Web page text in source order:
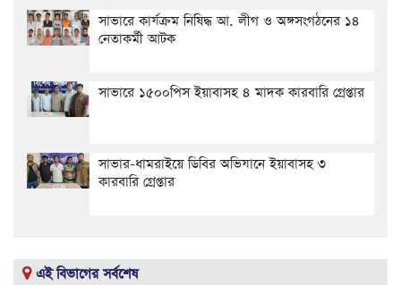
সাভারে কার্যক্রম নিষিদ্ধ আ. লীগ ও অঙ্গসংগঠনের ১৪
নেতাকর্মী আটক
সাভারে ১৫০০পিস ইয়াবাসহ ৪ মাদক কারবারি গ্রেপ্তার
সাভার-ধামরাইয়ে ডিবির অভিযানে ইয়াবাসহ ৩
কারবারি গ্রেপ্তার
এই বিভাগের সর্বশেষ